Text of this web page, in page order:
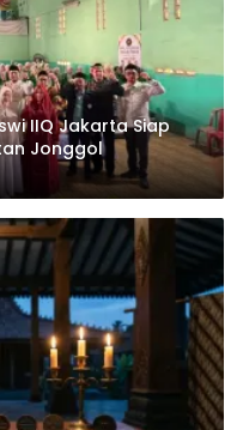
IIQ Jakarta Siap
Jonggol